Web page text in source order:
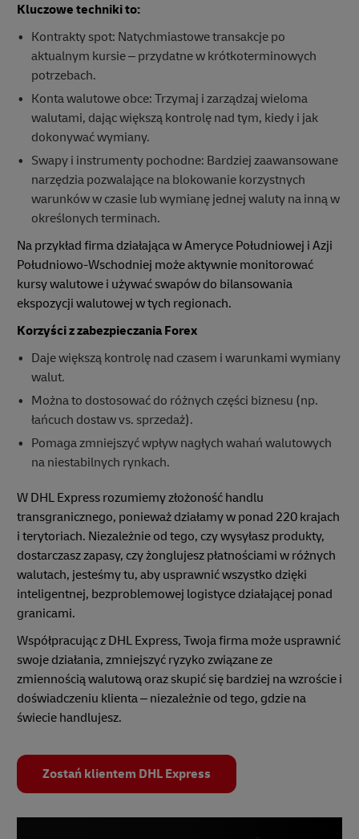
Kluczowe techniki to:
Kontrakty spot: Natychmiastowe transakcje po
aktualnym kursie – przydatne w krótkoterminowych
potrzebach.
Konta walutowe obce: Trzymaj i zarządzaj wieloma
walutami, dając większą kontrolę nad tym, kiedy i jak
dokonywać wymiany.
Swapy i instrumenty pochodne: Bardziej zaawansowane
narzędzia pozwalające na blokowanie korzystnych
warunków w czasie lub wymianę jednej waluty na inną w
określonych terminach.
Na przykład firma działająca w Ameryce Południowej i Azji
Południowo-Wschodniej może aktywnie monitorować
kursy walutowe i używać swapów do bilansowania
ekspozycji walutowej w tych regionach.
Korzyści z zabezpieczania Forex
Daje większą kontrolę nad czasem i warunkami wymiany
walut.
Można to dostosować do różnych części biznesu (np.
łańcuch dostaw vs. sprzedaż).
Pomaga zmniejszyć wpływ nagłych wahań walutowych
na niestabilnych rynkach.
W DHL Express rozumiemy złożoność handlu
transgranicznego, ponieważ działamy w ponad 220 krajach
i terytoriach. Niezależnie od tego, czy wysyłasz produkty,
dostarczasz zapasy, czy żonglujesz płatnościami w różnych
walutach, jesteśmy tu, aby usprawnić wszystko dzięki
inteligentnej, bezproblemowej logistyce działającej ponad
granicami.
Współpracując z DHL Express, Twoja firma może usprawnić
swoje działania, zmniejszyć ryzyko związane ze
zmiennością walutową oraz skupić się bardziej na wzroście i
doświadczeniu klienta – niezależnie od tego, gdzie na
świecie handlujesz.
Zostań klientem DHL Express